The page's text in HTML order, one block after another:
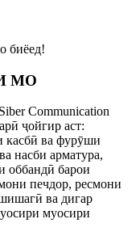
биёед!
МО
Communication
ҷойгир аст:
касбӣ ва фурӯши
насби арматура,
оббандӣ барои
печдор, ресмони
ва дигар
муосири